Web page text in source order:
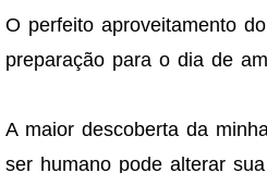
O perfeito aproveitamento
preparação para o dia de
A maior descoberta da
ser humano pode alterar